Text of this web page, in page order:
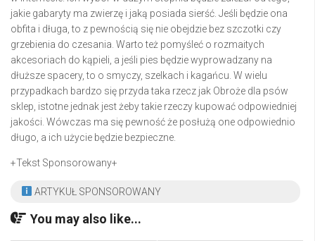
jakie gabaryty ma zwierzę i jaką posiada sierść. Jeśli będzie ona
obfita i długa, to z pewnością się nie obejdzie bez szczotki czy
grzebienia do czesania. Warto też pomyśleć o rozmaitych
akcesoriach do kąpieli, a jeśli pies będzie wyprowadzany na
dłuższe spacery, to o smyczy, szelkach i kagańcu. W wielu
przypadkach bardzo się przyda taka rzecz jak Obroże dla psów
sklep, istotne jednak jest żeby takie rzeczy kupować odpowiedniej
jakości. Wówczas ma się pewność że posłużą one odpowiednio
długo, a ich użycie będzie bezpieczne.
+Tekst Sponsorowany+
ARTYKUŁ SPONSOROWANY
You may also like...